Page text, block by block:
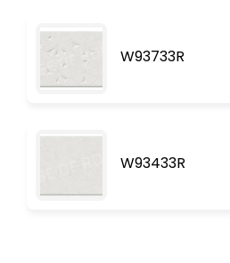
W93733R
W93433R